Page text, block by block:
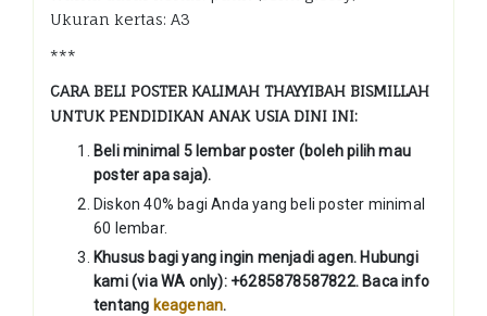
Ukuran kertas: A3
***
CARA BELI POSTER KALIMAH THAYYIBAH BISMILLAH
UNTUK PENDIDIKAN ANAK USIA DINI INI:
Beli minimal 5 lembar poster (boleh pilih mau
poster apa saja).
Diskon 40% bagi Anda yang beli poster minimal
60 lembar.
Khusus bagi yang ingin menjadi agen. Hubungi
kami (via WA only): +6285878587822. Baca info
tentang keagenan.